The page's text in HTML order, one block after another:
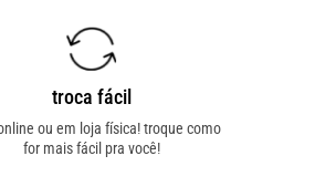
troca fácil
ou em loja física! troque como
for mais fácil pra você!